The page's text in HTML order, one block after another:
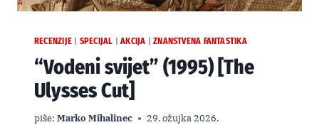
RECENZIJE SPECIJAL |AKCIJA |ZNANSTVENA FANTASTIKA
“Vodeni svijet” (1995) [The
Ulysses Cut]
piše: Marko Mihalinec 29. ožujka 2026.